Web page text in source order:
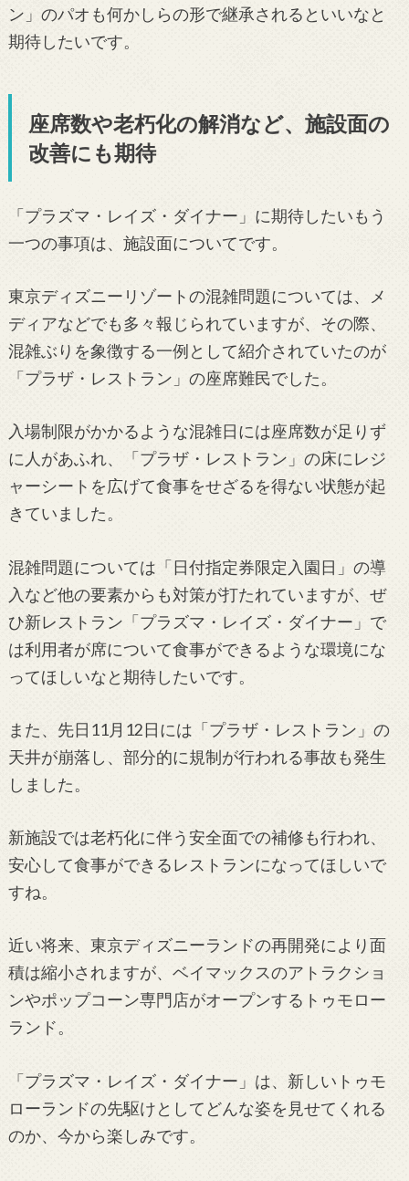
ン」のパオも何かしらの形で継承されるといいなと
期待したいです。
座席数や老朽化の解消など、施設面の
改善にも期待
「プラズマ・レイズ・ダイナー」に期待したいもう
一つの事項は、施設面についてです。
東京ディズニーリゾートの混雑問題については、メ
ディアなどでも多々報じられていますが、その際、
混雑ぶりを象徴する一例として紹介されていたのが
「プラザ・レストラン」の座席難民でした。
入場制限がかかるような混雑日には座席数が足りず
に人があふれ、「プラザ・レストラン」の床にレジ
ャーシートを広げて食事をせざるを得ない状態が起
きていました。
混雑問題については「日付指定券限定入園日」の導
入など他の要素からも対策が打たれていますが、ぜ
ひ新レストラン「プラズマ・レイズ・ダイナー」で
は利用者が席について食事ができるような環境にな
ってほしいなと期待したいです。
また、先日11月12日には「プラザ・レストラン」の
天井が崩落し、部分的に規制が行われる事故も発生
しました。
新施設では老朽化に伴う安全面での補修も行われ、
安心して食事ができるレストランになってほしいで
すね。
近い将来、東京ディズニーランドの再開発により面
積は縮小されますが、ベイマックスのアトラクショ
ンやポップコーン専門店がオープンするトゥモロー
ランド。
「プラズマ・レイズ・ダイナー」は、新しいトゥモ
ローランドの先駆けとしてどんな姿を見せてくれる
のか、今から楽しみです。